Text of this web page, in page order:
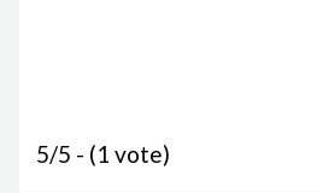
5/5 - (1 vote)